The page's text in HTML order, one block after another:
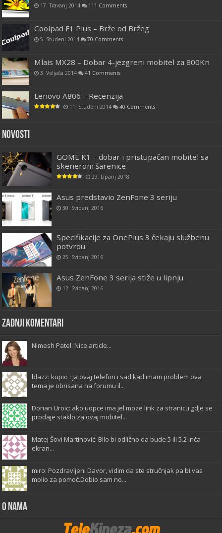
17. Travanj 2014 111 Comments
Coolpad F1 Plus – Brže od Bržeg
5. Studeni 2014 70 Comments
Mlais MX28 – Dobar 4-jezgreni mobitel za 800Kn
3. Veljača 2014 41 Comments
Lenovo A806 – Recenzija
11. Studeni 2014 40 Comments
Novosti
GOME K1 – dobar i pristupačan mobitel sa
skenerom šarenice
29. Lipanj 2018
Asus predstavio ZenFone 3 seriju
30. Svibanj 2016
Specifikacije za OnePlus 3 čekaju službenu
potvrdu
25. Svibanj 2016
Asus ZenFone 3 serija stiže u lipnju
12. Svibanj 2016
Zadnji komentari
Nimesh Patel: Nice article...
blazz: kupio i ja ovaj telefon i sad kad imam problem ova
tema je obrisana na forumu il...
Dorian Uroic: ako uopce ima jel moze link za stranicu gdje se
prodaje staklo za ovaj mobitel...
Matej Šovi Martinović: Bilo bi odlično da bude 5 ili 5.2 inča
ekran...
miro: Pozdravljeni Davor, vidim da ste stručnjak pa bi vas
molio za pomoć.Dobio sam no...
O Nama